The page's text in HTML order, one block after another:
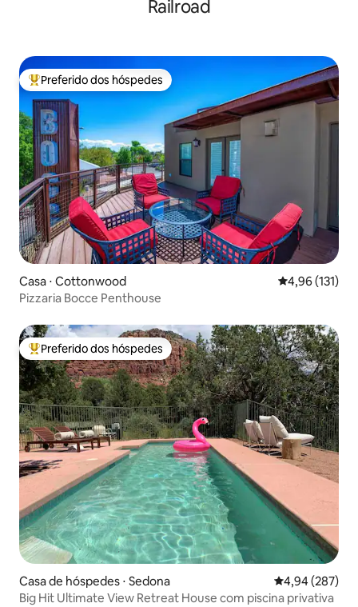
Railroad
Entre os melhores preferidos dos hóspedes
Preferido dos hóspedes
Casa ⋅ Cottonwood 4,96 de uma
4,96 (131)
Pizzaria Bocce Penthouse
Entre os melhores preferidos dos hóspedes
Preferido dos hóspedes
Casa de hóspedes ⋅ Sedona 4,94 de uma
4,94 (287)
Big Hit Ultimate View Retreat House com piscina privativa